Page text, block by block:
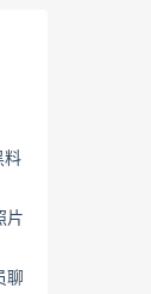
料
片
聊